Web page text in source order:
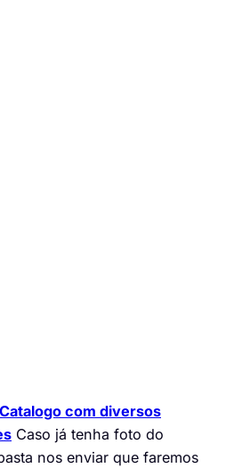
Catalogo com diversos
Caso já tenha foto do
nos enviar que faremos